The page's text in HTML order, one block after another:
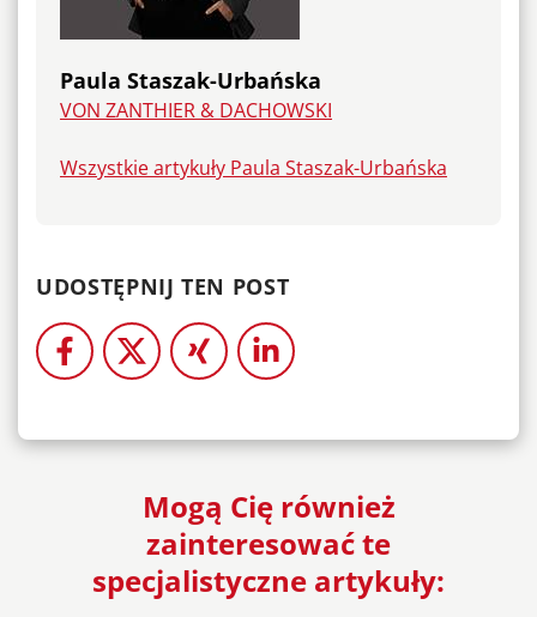
Paula Staszak-Urbańska
VON ZANTHIER & DACHOWSKI
Wszystkie artykuły Paula Staszak-Urbańska
UDOSTĘPNIJ TEN POST
Mogą Cię również
zainteresować te
specjalistyczne artykuły: